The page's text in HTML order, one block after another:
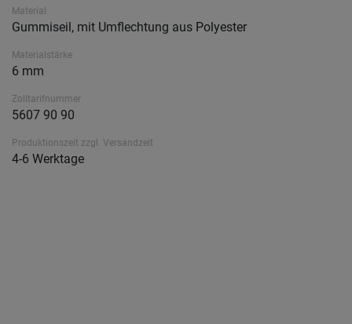
Material
Gummiseil, mit Umflechtung aus Polyester
Materialstärke
6 mm
Zolltarifnummer
5607 90 90
Produktionszeit zzgl. Versandzeit
4-6 Werktage